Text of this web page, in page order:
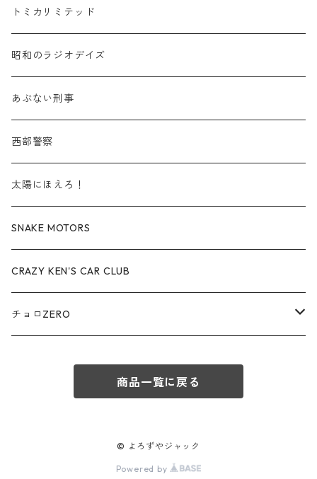
スズキ / SUZUKI
三菱 / MITSUBISHI
シボレー / Chevrolet
ビー・エム・ダブリュー / BMW
レクサス / LEXUS
アウディ / Audi
ロータス / LOTUS
三菱ふそう/ MITSUBISHI FUSO
赤箱 - 絶版（廃盤）トミカ No.60-69
赤箱 - 絶版（廃盤）トミカ No.70-79
赤箱 - 絶版（廃盤）トミカ No.110-119
乗用車
商用車・公用車
TLV - No. LV-60-69
TLV - No. LV-70-79
TLV - No. LV-110-119
商用車・公用車
TLVN - No. LV-00-219
TLVN - No. LV-00-09
TLVN - No. LV-10-19
TLVN - No. LV-60-69
TLVN - No. LV-70-79
TLVN - 車種別
乗用車
商用車・公用車
トミカリミテッド
昭和のラジオデイズ
あぶない刑事
西部警察
太陽にほえろ！
SNAKE MOTORS
CRAZY KEN'S CAR CLUB
チョロZERO
チョロQZERO - No. Z-00-09
あぶない刑事
商品一覧に戻る
© よろずやジャック
Powered by